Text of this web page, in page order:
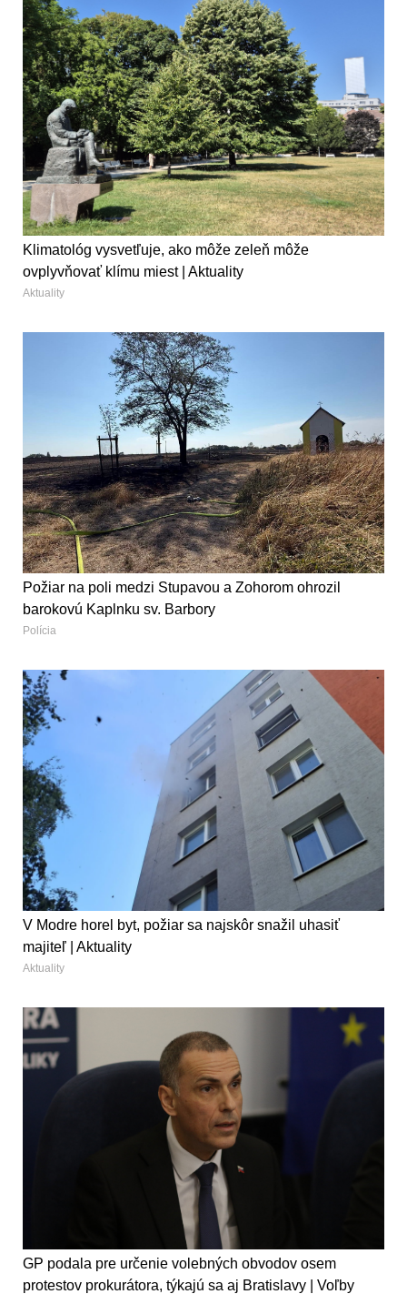
Klimatológ vysvetľuje, ako môže zeleň môže
ovplyvňovať klímu miest | Aktuality
Aktuality
Požiar na poli medzi Stupavou a Zohorom ohrozil
barokovú Kaplnku sv. Barbory
Polícia
V Modre horel byt, požiar sa najskôr snažil uhasiť
majiteľ | Aktuality
Aktuality
GP podala pre určenie volebných obvodov osem
protestov prokurátora, týkajú sa aj Bratislavy | Voľby